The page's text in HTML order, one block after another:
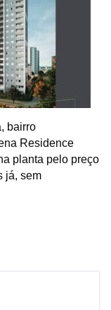
bairro
Residence
planta pelo preço
já, sem